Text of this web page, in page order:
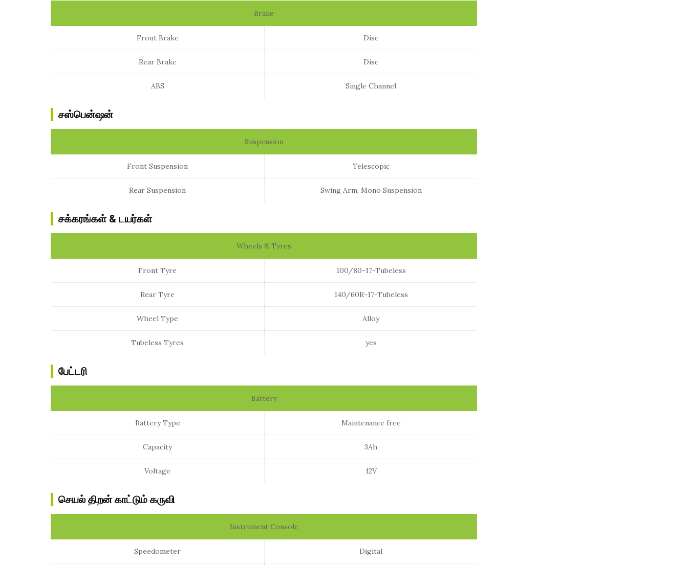
Brake
Front Brake Disc
Rear Brake Disc
ABS Single Channel
சஸ்பென்ஷன்
Suspension
Front Suspension Telescopic
Rear Suspension Swing Arm, Mono Suspension
சக்கரங்கள் & டயர்கள்
Wheels & Tyres
Front Tyre 100/80-17-Tubeless
Rear Tyre 140/60R-17-Tubeless
Wheel Type Alloy
Tubeless Tyres yes
பேட்டரி
Battery
Battery Type Maintenance free
Capacity 3Ah
Voltage 12V
செயல் திறன் காட்டும் கருவி
Instrument Console
Speedometer Digital